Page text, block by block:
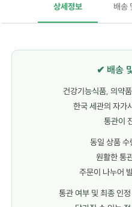
상세정보 배송
✔ 배송
건강기능식품, 의약
한국 세관의 자가
통관이
동일 상품 수
원활한 통
주문이 나누어
통관 여부 및 최종 인